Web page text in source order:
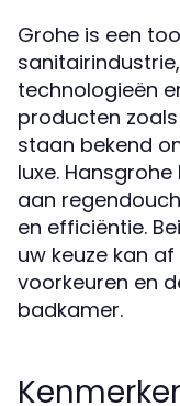
Grohe is een
technologieën
producten
staan bekend
luxe.
aan
en efficiëntie.
uw keuze kan
voorkeuren en
badkamer.